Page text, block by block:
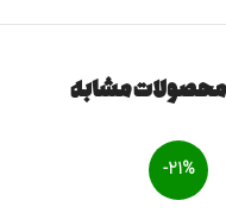
محصولات مشابه
-21%